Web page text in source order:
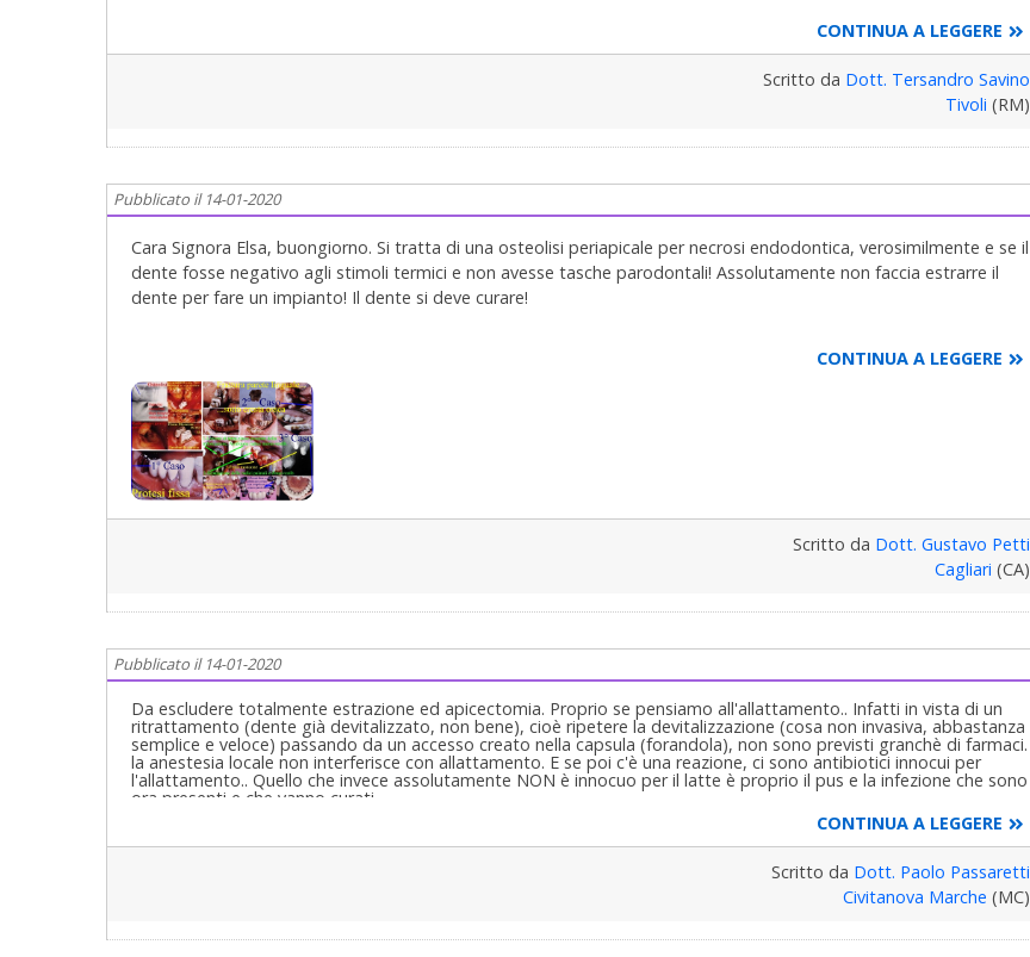
CONTINUA A LEGGERE
Scritto da Dott. Tersandro Savino
Tivoli (RM)
Pubblicato il 14-01-2020
Cara Signora Elsa, buongiorno. Si tratta di una osteolisi periapicale per necrosi endodontica, verosimilmente e se il
dente fosse negativo agli stimoli termici e non avesse tasche parodontali! Assolutamente non faccia estrarre il
dente per fare un impianto! Il dente si deve curare!
Concettualmente i microbi presenti nella radice inviano fuori nell'osso le loro tossine a cui l'organismo risponde
con la formazione cistica o granulomatosa per arginare l'infezione stessa e difendersi. Tolti i microbi con la
terapia endodontica per via ortograda (normale ) o retrograda, se fossero presenti ostacoli insormontabili come
perni non rimovibili etc (chirurgica) le tossine non vengono più emesse e la zona di osteolisi (lisi dell'osso)
scompare con rigenerazione dell'osso stesso. Le osteolisi periapicali non sono solo batteriche, però, ma possono
anche non avere origine solo da una necrosi endodontica, ma hanno origine, parlo di cisti, anche dai residui
epiteliali del Malassez, rete cellulare embrionale deputata alla formazione di cementoblasti che formano a loro
volta le cellule del cemento della radice. Queste cellule dette del Malassez prendono origine dalla guaina di
Hertwig e stabilisce il limite inferiore dell'organo dello smalto e della futura corona del dente, tra i due si forma la
Come vede una Visita Odontoiatrica Seria è molto meno Semplice di Quanto si possa Pensare o Immaginare ed
ancor più la terapia!!! Si faccia visitare da un Parodontologo e Riabilitatore Orale per risolvere i problemi da Lei
lamentati. Cari saluti (le lascio una foto con le più svariate patologie, anche la sua, curati oltre 25/30 anni fa ed
ancora in salute a dimostrazione che i denti si curano e non si estraggono!
Insomma una Visita completa Odonto-Parodonto-Gnatologica completa che è quella che almeno io e mia figlia
Claudia, facciamo sempre per qualsiasi motivo il paziente venga da noi, anche solo per una carie, altrimenti che
visita sarebbe mai? Chiamiamola Visita Odontoiatrica completa! Una normalissima visita Completa! Ma Completa!
Completa e che porti ad una Diagnosi di tutte le patologie che sono presenti in bocca e che, sempre almeno io,
presento e spiego al paziente e poi lui deciderà le sue esigenze sentiti i miei consigli e segnalazioni di priorità
terapeutiche! Legga nel mio profilo "VISITA PARODONTALE" ! Ma tolga pure dalla mente "PARODONTALE" e ci
CONTINUA A LEGGERE
Scritto da Dott. Gustavo Petti
Cagliari (CA)
Pubblicato il 14-01-2020
Da escludere totalmente estrazione ed apicectomia. Proprio se pensiamo all'allattamento.. Infatti in vista di un
ritrattamento (dente già devitalizzato, non bene), cioè ripetere la devitalizzazione (cosa non invasiva, abbastanza
semplice e veloce) passando da un accesso creato nella capsula (forandola), non sono previsti granchè di farmaci.
la anestesia locale non interferisce con allattamento. E se poi c'è una reazione, ci sono antibiotici innocui per
l'allattamento.. Quello che invece assolutamente NON è innocuo per il latte è proprio il pus e la infezione che sono
ora presenti e che vanno curati..
CONTINUA A LEGGERE
Scritto da Dott. Paolo Passaretti
Civitanova Marche (MC)